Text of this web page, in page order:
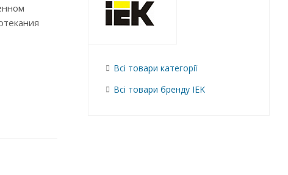
Всі товари категорії
Всі товари бренду IEK